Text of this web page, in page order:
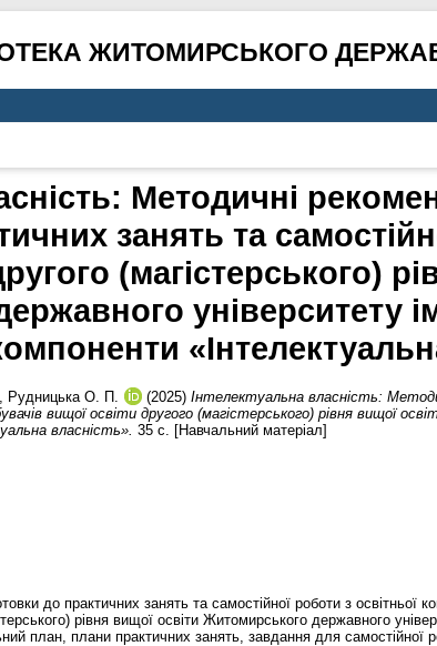
ЖИТОМИРСЬКОГО
Методичні
занять та
(магістерського)
університету
, Рудницька О. П. (2025) Інтелектуальна власність:
вищої освіти другого (магістерського) рівня вищої
власність». 35 с. [Навчальний матеріал]
до практичних занять та самостійної роботи з освітньої
рівня вищої освіти Житомирського державного
план, плани практичних занять, завдання для самостійної